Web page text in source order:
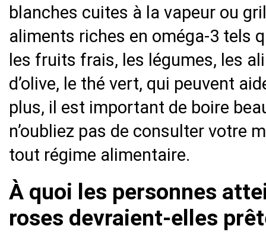
blanches cuites à la vapeur ou
aliments riches en oméga-3 tels
les fruits frais, les légumes, les
d’olive, le thé vert, qui peuvent
plus, il est important de boire
n’oubliez pas de consulter votre
tout régime alimentaire.
À quoi les personnes
roses devraient-elles